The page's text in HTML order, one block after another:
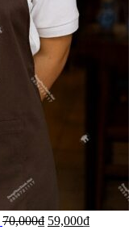
70,000₫ 59,000₫